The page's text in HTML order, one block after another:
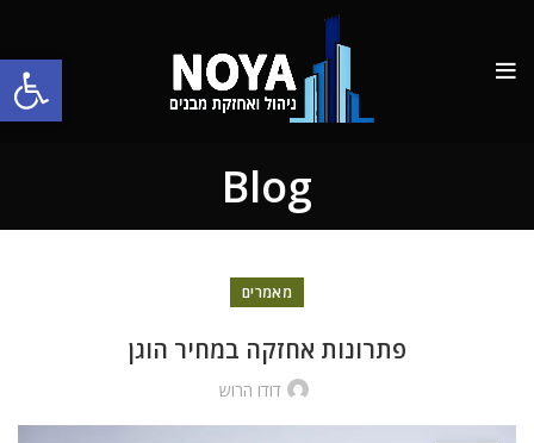
פתח
Blog
מאמרים
פתרונות אחזקה במחיר הוגן
דודו הרוש